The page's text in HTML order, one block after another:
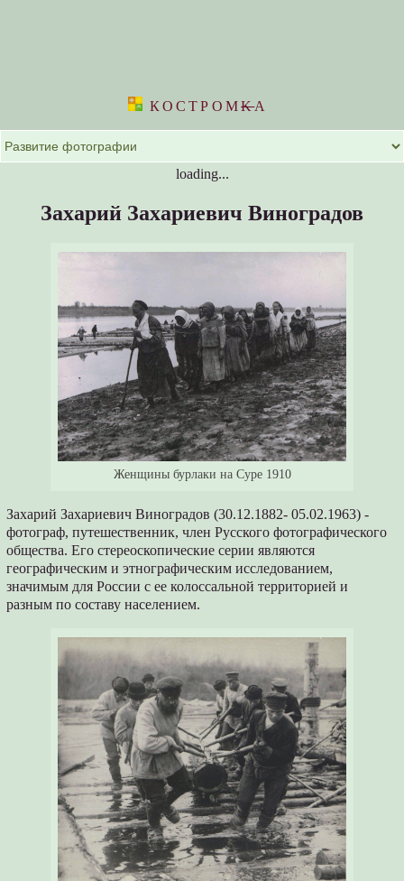
КОСТРОМKА
loading...
Захарий Захариевич Виноградов
Женщины бурлаки на Суре 1910
Захарий Захариевич Виноградов (30.12.1882- 05.02.1963) -
фотограф, путешественник, член Русского фотографического
общества. Его стереоскопические серии являются
географическим и этнографическим исследованием,
значимым для России с ее колоссальной территорией и
разным по составу населением.